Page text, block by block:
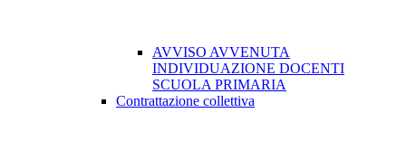
AVVISO AVVENUTA
INDIVIDUAZIONE DOCENTI
SCUOLA PRIMARIA
Contrattazione collettiva